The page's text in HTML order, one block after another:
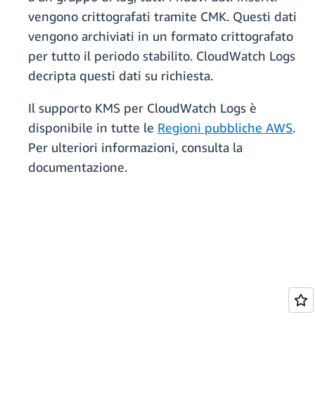
vengono crittografati tramite CMK. Questi dati
vengono archiviati in un formato crittografato
per tutto il periodo stabilito. CloudWatch Logs
decripta questi dati su richiesta.
Il supporto KMS per CloudWatch Logs è
disponibile in tutte le Regioni pubbliche AWS.
Per ulteriori informazioni, consulta la
documentazione.